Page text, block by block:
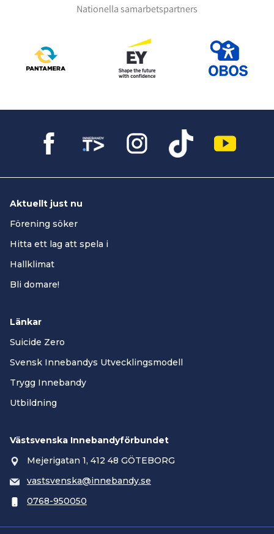
Nationella samarbetspartners
Aktuellt just nu
Förening söker
Hitta ett lag att spela i
Hallklimat
Bli domare!
Länkar
Suicide Zero
Svensk Innebandys Utvecklingsmodell
Trygg Innebandy
Utbildning
Västsvenska Innebandyförbundet
Mejerigatan 1, 412 48 GÖTEBORG
vastsvenska@innebandy.se
0768-950050